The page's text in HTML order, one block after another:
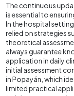
The continuous
is essential to
In the hospital
relied on strategies
theoretical
always guarantee
application in daily
initial assessment
in Popayán, which
limited practical